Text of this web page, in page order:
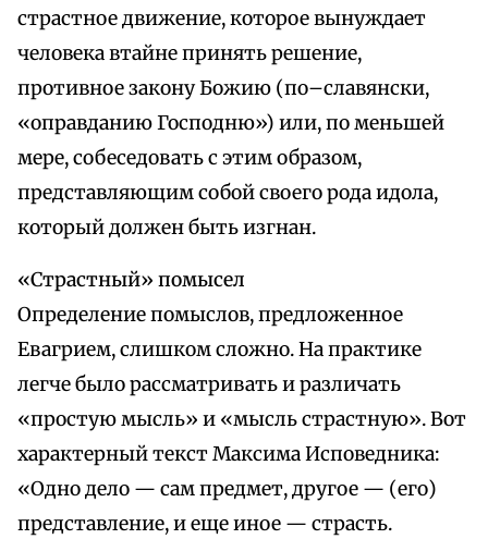
страстное движение, которое вынуждает
человека втайне принять решение,
противное закону Божию (по–славянски,
«оправданию Господню») или, по меньшей
мере, собеседовать с этим образом,
представляющим собой своего рода идола,
который должен быть изгнан.
«Страстный» помысел
Определение помыслов, предложенное
Евагрием, слишком сложно. На практике
легче было рассматривать и различать
«простую мысль» и «мысль страстную». Вот
характерный текст Максима Исповедника:
«Одно дело — сам предмет, другое — (его)
представление, и еще иное — страсть.